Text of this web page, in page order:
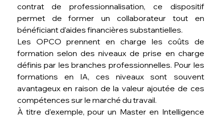
contrat de professionnalisation, ce dispositif
permet de former un collaborateur tout en
bénéficiant d'aides financières substantielles.
Les OPCO prennent en charge les coûts de
formation selon des niveaux de prise en charge
définis par les branches professionnelles. Pour les
formations en IA, ces niveaux sont souvent
avantageux en raison de la valeur ajoutée de ces
compétences sur le marché du travail.
À titre d'exemple, pour un Master en Intelligence